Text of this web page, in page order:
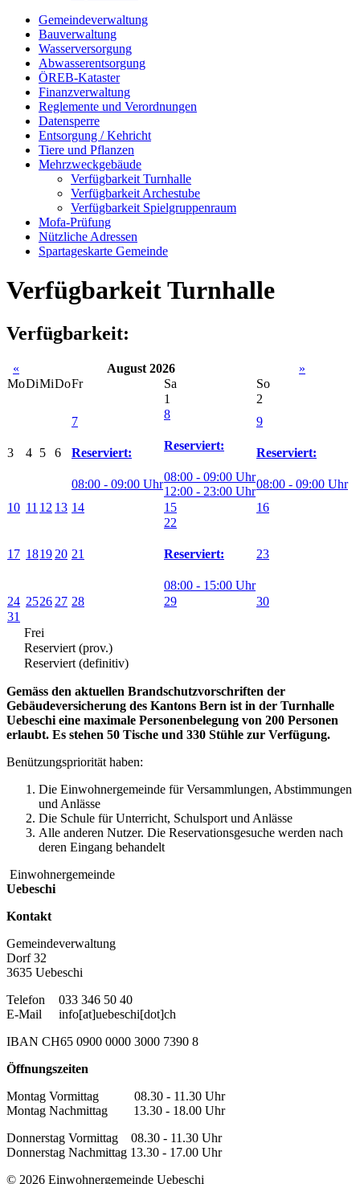
Gemeindeverwaltung
Bauverwaltung
Wasserversorgung
Abwasserentsorgung
ÖREB-Kataster
Finanzverwaltung
Reglemente und Verordnungen
Datensperre
Entsorgung / Kehricht
Tiere und Pflanzen
Mehrzweckgebäude
Verfügbarkeit Turnhalle
Verfügbarkeit Archestube
Verfügbarkeit Spielgruppenraum
Mofa-Prüfung
Nützliche Adressen
Spartageskarte Gemeinde
Verfügbarkeit Turnhalle
Verfügbarkeit:
« August 2026
»
MoDiMiDoFr Sa
So
1
2
3 4 5 6
7
Reserviert:
08:00 - 09:00 Uhr
8
Reserviert:
08:00 - 09:00 Uhr
12:00 - 23:00 Uhr
9
Reserviert:
08:00 - 09:00 Uhr
10 11 12 13 14 15 16
17 1819 20 21
22
Reserviert:
08:00 - 15:00 Uhr
23
24 2526 27 28 29
30
31
Frei
Reserviert (prov.)
Reserviert (definitiv)
Gemäss den aktuellen Brandschutzvorschriften der
Gebäudeversicherung des Kantons Bern ist in der Turnhalle
Uebeschi eine maximale Personenbelegung von 200 Personen
erlaubt. Es stehen 50 Tische und 330 Stühle zur Verfügung.
Benützungspriorität haben:
Die Einwohnergemeinde für Versammlungen, Abstimmungen
und Anlässe
Die Schule für Unterricht, Schulsport und Anlässe
Alle anderen Nutzer. Die Reservationsgesuche werden nach
deren Eingang behandelt
Einwohnergemeinde
Uebeschi
Kontakt
Gemeindeverwaltung
Dorf 32
3635 Uebeschi
Telefon
033 346 50 40
E-Mail
info[at]uebeschi[dot]ch
IBAN CH65 0900 0000 3000 7390 8
Öffnungszeiten
Montag Vormittag 08.30 - 11.30 Uhr
Montag Nachmittag 13.30 - 18.00 Uhr
Donnerstag Vormittag 08.30 - 11.30 Uhr
Donnerstag Nachmittag 13.30 - 17.00 Uhr
© 2026 Einwohnergemeinde Uebeschi